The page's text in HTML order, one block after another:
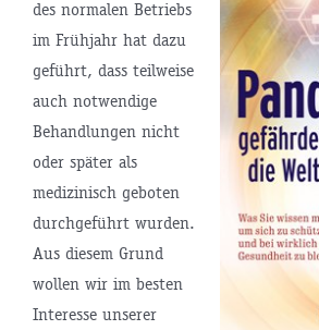
des normalen Betriebs
im Frühjahr hat dazu
geführt, dass teilweise
auch notwendige
Behandlungen nicht
oder später als
medizinisch geboten
durchgeführt wurden.
Aus diesem Grund
wollen wir im besten
Interesse unserer